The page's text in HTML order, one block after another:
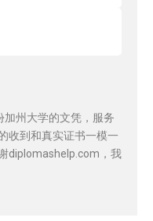
州大学的文凭，服务
收到和真实证书一模一
diplomashelp.com，我